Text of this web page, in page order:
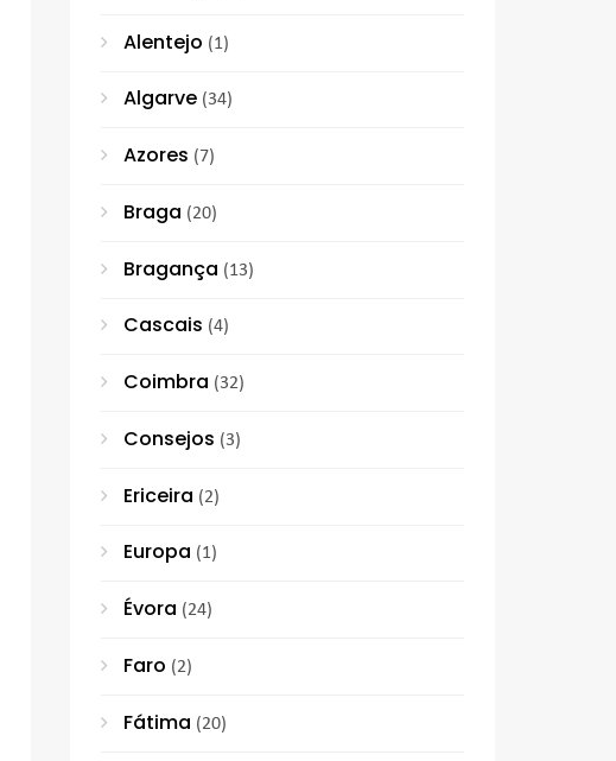
Alentejo (1)
Algarve (34)
Azores (7)
Braga (20)
Bragança (13)
Cascais (4)
Coimbra (32)
Consejos (3)
Ericeira (2)
Europa (1)
Évora (24)
Faro (2)
Fátima (20)